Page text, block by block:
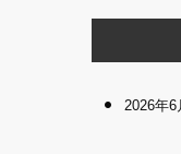
2026年6